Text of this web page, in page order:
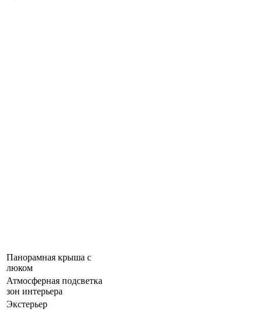
Панорамная крыша c
люком
Атмосферная подсветка
зон интерьера
Экстерьер